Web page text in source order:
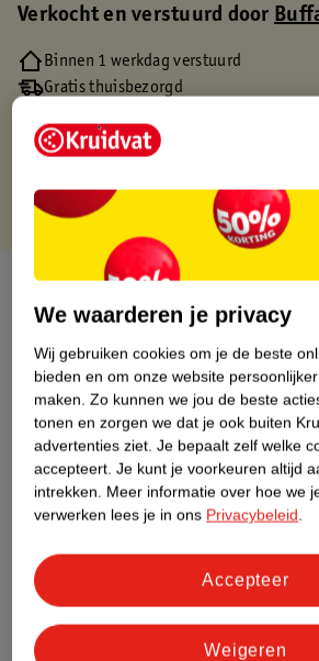
Verkocht en verstuurd door
Binnen 1 werkdag verstuurd
Gratis thuisbezorgd
Gratis punten met je Kruidvat kaart
Over dit product
Etiketinformatie
Nature Impact Score
Dit product heeft
Impact Score.
Bestel & Bezorginformatie
We waarderen je privacy
Wij gebruiken cookies om je de beste
bieden en om onze website
maken. Zo kunnen we jou de beste
tonen en zorgen we dat je ook buiten
advertenties ziet. Je bepaalt zelf welke
accepteert. Je kunt je voorkeuren altijd
intrekken. Meer informatie over hoe we
verwerken lees je in ons Privacybeleid.
Weigeren
Accepteer